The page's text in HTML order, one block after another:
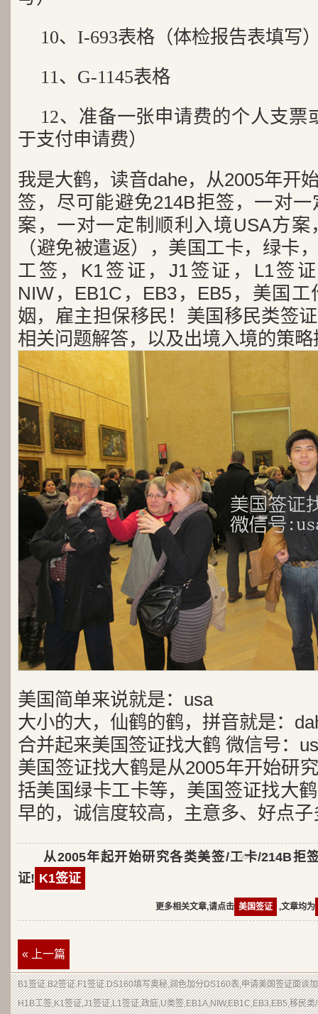
10、I-693表格（体检报告表填写
11、G-1145表格
12、准备一张申请费的个人支票
于支付申请费）
我是大鹤，读音dahe，从2005年开
签，尽可能避免214B拒签，一对
案，一对一定制顺利入境USA方
（避免被遣返），美国工卡，绿卡
工签，K1签证，J1签证，L1签
NIW，EB1C，EB3，EB5，美国
姻，雇主担保移民！美国移民类签
相关问题解答，以及出境入境的策
美国简单来说就是：usa
大小的大，仙鹤的鹤，拼音就是：
合并起来美国签证找大鹤 微信号：
美国签证找大鹤是从2005年开始研
括美国绿卡工卡等，美国签证找大
早的，诚信度较高，主意多、好点子
从2005年起开始研究各类美签/工卡/214B拒
证! K1签证
更多相关文章,请点击 美国签证 ,文章均为
« 上一篇
B1签证.B2签证.F1签证.DS160填写奥秘,润色加分DS160表,申请美国签证面谈
H1B工签,K1签证,J1签证,L1签证,政庇,U类签,EB1A,NIW,EB1C,EB3,EB5,移民